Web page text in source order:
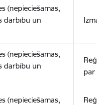
(nepieciešamas,
darbību un
(nepieciešamas,
darbību un
par
(nepieciešamas,